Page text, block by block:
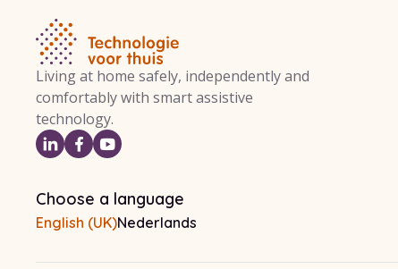
Living at home safely, independently and
comfortably with smart assistive
technology.
Choose a language
English (UK)Nederlands